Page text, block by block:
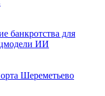
банкротства для
ИИ
Шереметьево